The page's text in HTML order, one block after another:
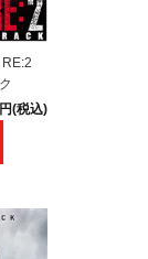
RE:2
(税込)